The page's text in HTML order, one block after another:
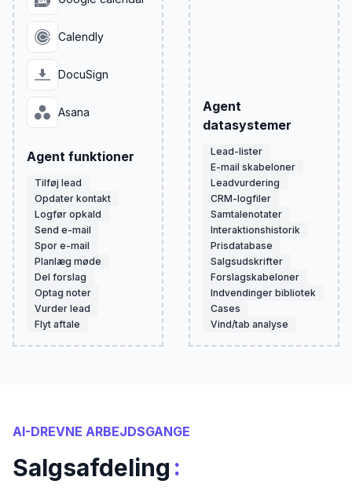
Calendly
DocuSign
Asana
Agent funktioner
Tilføj lead
Opdater kontakt
Logfør opkald
Send e-mail
Spor e-mail
Planlæg møde
Del forslag
Optag noter
Vurder lead
Flyt aftale
Agent
datasystemer
Lead-lister
E-mail skabeloner
Leadvurdering
CRM-logfiler
Samtalenotater
Interaktionshistorik
Prisdatabase
Salgsudskrifter
Forslagskabeloner
Indvendinger bibliotek
Cases
Vind/tab analyse
AI-DREVNE ARBEJDSGANGE
Salgsafdeling :